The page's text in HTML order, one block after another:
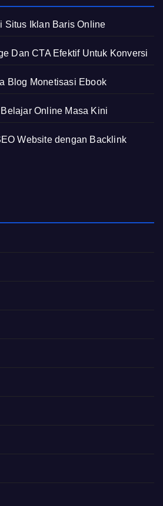
Situs Iklan Baris Online
Dan CTA Efektif Untuk Konversi
Blog Monetisasi Ebook
Online Masa Kini
Website dengan Backlink